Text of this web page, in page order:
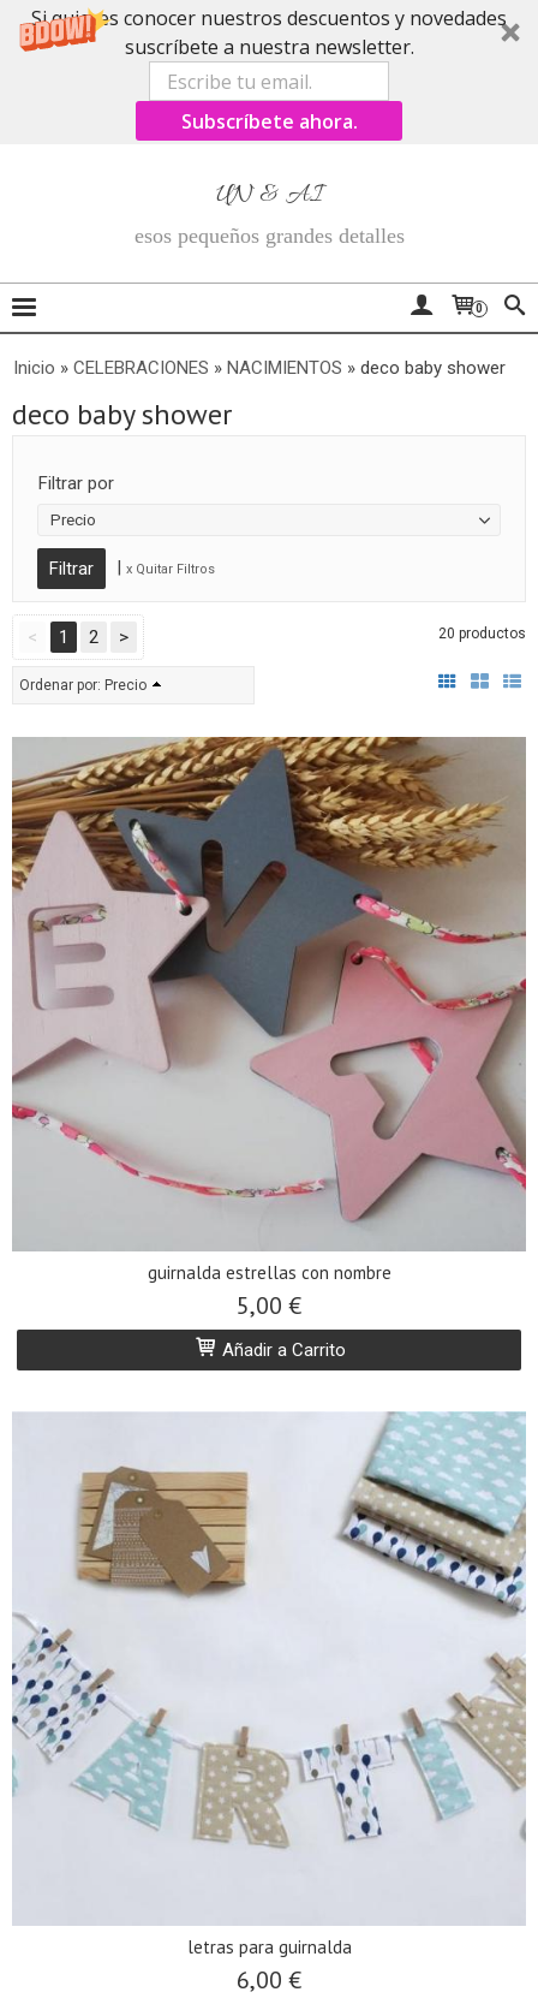
Si quieres conocer nuestros descuentos y novedades
suscríbete a nuestra newsletter.
Subscríbete ahora.
UN & AI
esos pequeños grandes detalles
0
Inicio » CELEBRACIONES » NACIMIENTOS » deco baby shower
deco baby shower
Filtrar por
Precio
| x Quitar Filtros
< 1 2 > 20 productos
Ordenar por: Precio
guirnalda estrellas con nombre
5,00 €
Añadir a Carrito
letras para guirnalda
6,00 €